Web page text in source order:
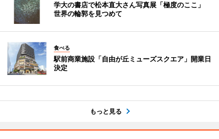
学大の書店で松本直大さん写真展「極度のここ」
世界の輪郭を見つめて
食べる
駅前商業施設「自由が丘ミューズスクエア」開業日
決定
もっと見る